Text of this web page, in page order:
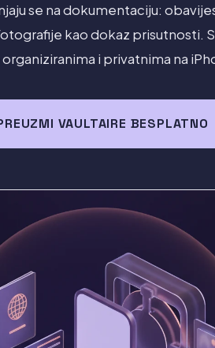
se na dokumentaciju:
kao dokaz prisutnosti.
i privatnima na
VAULTAIRE BESPLATNO